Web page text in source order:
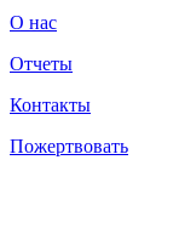
О нас
Отчеты
Контакты
Пожертвовать